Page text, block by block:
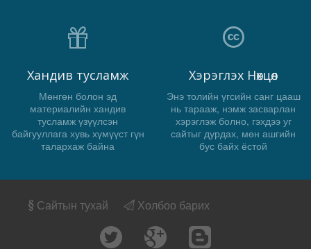
Хандив тусламж
Мөнгөн болон эд
материалийн хандив
тусламж үзүүлсэн
байгууллага хувь хүмүүст гүн
талархаж байна
Хэрэглэх Нөхцөл
Энэ толийн үгсийн санг цааш
нь тарааж, нэмж засварлан
хэрэглэж болно, гэхдээ уг
сайтыг дурдах, мөн ашгийн
бус байх ёстой
Сайтын тухай Холбоо барих